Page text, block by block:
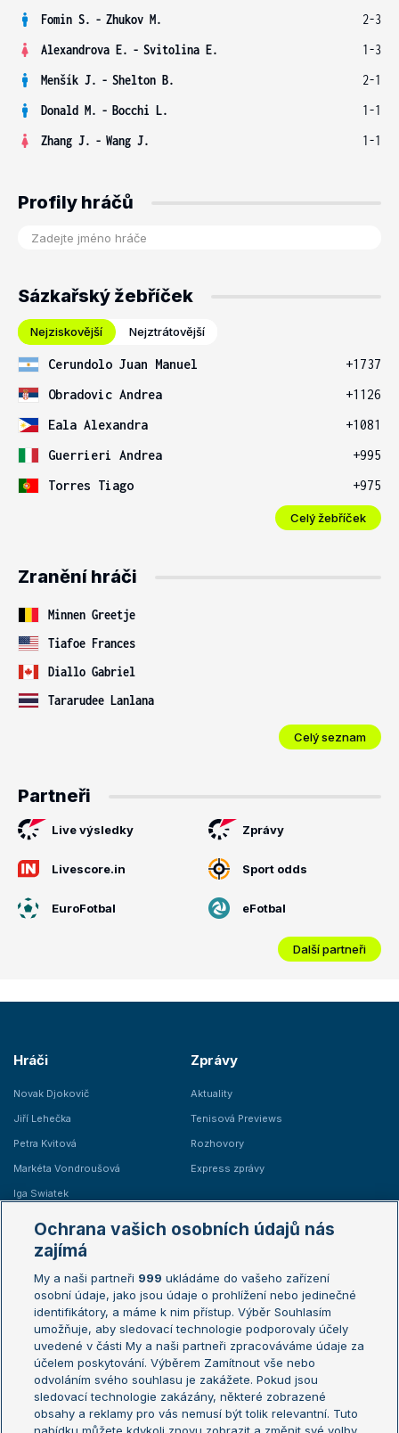
Fomin S. - Zhukov M.
2-3
Alexandrova E. - Svitolina E.
1-3
Menšík J. - Shelton B.
2-1
Donald M. - Bocchi L.
1-1
Zhang J. - Wang J. 1-1
Profily hráčů
Sázkařský žebříček
Nejziskovější Nejztrátovější
Cerundolo Juan Manuel
+1737
Obradovic Andrea
+1126
Eala Alexandra
+1081
Guerrieri Andrea
+995
Torres Tiago
+975
Celý žebříček
Zranění hráči
Minnen Greetje
Tiafoe Frances
Diallo Gabriel
Tararudee Lanlana
Celý seznam
Partneři
Live výsledky Zprávy
Livescore.in Sport odds
EuroFotbal eFotbal
Další partneři
Hráči
Novak Djokovič
Jiří Lehečka
Petra Kvitová
Markéta Vondroušová
Iga Swiatek
Zprávy
Aktuality
Tenisová Previews
Rozhovory
Express zprávy
Žebříčky
Žebříček ATP (muži)
Žebříček WTA (ženy)
Sázkařský žebříček
Australian Open
French Open
Wimbledon
US Open
Turnaj mistrů
Turnaj mistryň
Ochrana vašich osobních údajů nás
zajímá
My a naši partneři 999 ukládáme do vašeho zařízení
osobní údaje, jako jsou údaje o prohlížení nebo jedinečné
identifikátory, a máme k nim přístup. Výběr Souhlasím
umožňuje, aby sledovací technologie podporovaly účely
uvedené v části My a naši partneři zpracováváme údaje za
účelem poskytování. Výběrem Zamítnout vše nebo
odvoláním svého souhlasu je zakážete. Pokud jsou
sledovací technologie zakázány, některé zobrazené
obsahy a reklamy pro vás nemusí být tolik relevantní. Tuto